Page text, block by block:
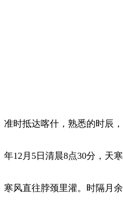
准时抵达喀什，熟悉的时辰
年12月5日清晨8点30分，天
寒风直往脖颈里灌。时隔月